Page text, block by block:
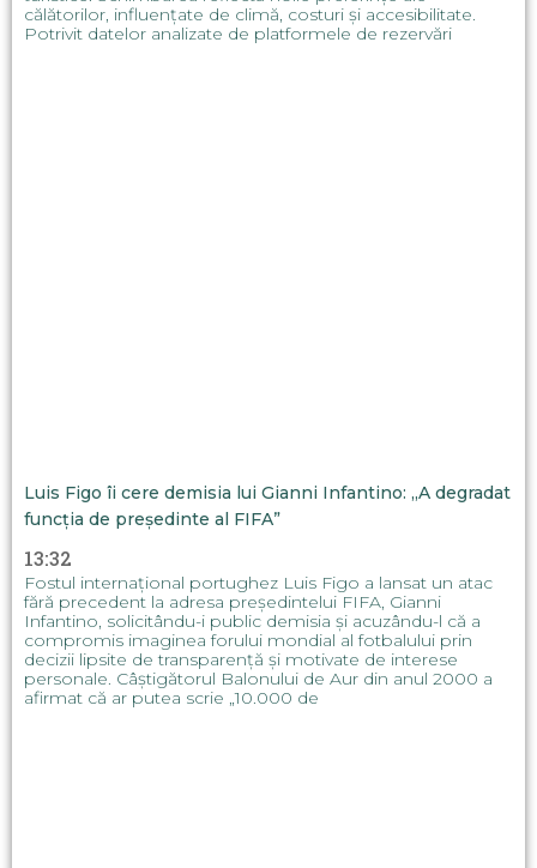
călătorilor, influențate de climă, costuri și accesibilitate.
Potrivit datelor analizate de platformele de rezervări
Luis Figo îi cere demisia lui Gianni Infantino: „A degradat
funcția de președinte al FIFA”
13:32
Fostul internațional portughez Luis Figo a lansat un atac
fără precedent la adresa președintelui FIFA, Gianni
Infantino, solicitându-i public demisia și acuzându-l că a
compromis imaginea forului mondial al fotbalului prin
decizii lipsite de transparență și motivate de interese
personale. Câștigătorul Balonului de Aur din anul 2000 a
afirmat că ar putea scrie „10.000 de